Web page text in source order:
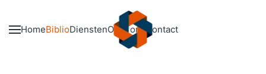
Skip to main content
HomeBiblioDienstenOver onsContact